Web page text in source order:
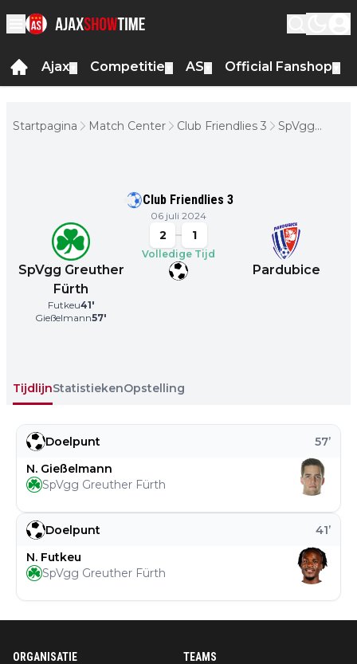
Ajax Competitie AS Official Fanshop
Startpagina Match Center Club Friendlies 3
SpVgg
Club Friendlies 3
06 juli 2024
SpVgg Greuther
Fürth
Futkeu41'
Gießelmann57'
2 1
Volledige Tijd
Pardubice
TijdlijnStatistiekenOpstelling
Doelpunt 41’
N. Futkeu
SpVgg Greuther Fürth
Doelpunt 57’
N. Gießelmann
SpVgg Greuther Fürth
ORGANISATIE TEAMS